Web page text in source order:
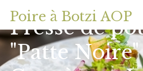
Poire à Botzi AOP
Pressé de
"Patte